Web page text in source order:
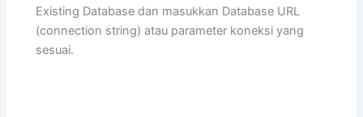
Existing Database dan masukkan Database URL
(connection string) atau parameter koneksi yang
sesuai.